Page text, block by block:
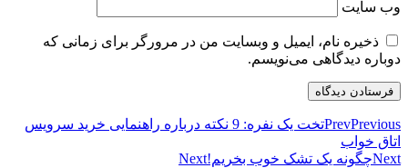
وب‌ سایت
ذخیره نام، ایمیل و وبسایت من در مرورگر برای زمانی که
دوباره دیدگاهی می‌نویسم.
PrevPrevious
تخت یک نفره: 9 نکته درباره راهنمایی خرید سرویس
اتاق خواب
Nextچگونه یک تشک خوب بخریم!Next